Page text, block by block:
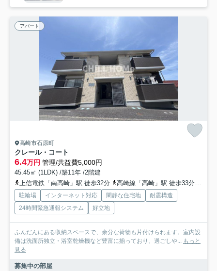
アパート
高崎市石原町
クレール・コート
6.4万円 管理/共益費5,000円
45.45㎡ (1LDK) /築11年 /2階建
上信電鉄「南高崎」駅 徒歩32分
高崎線「高崎」駅 徒歩33分
駐輪場 インターネット対応 閑静な住宅地
耐震構造
24時間緊急通報システム
好立地
ふんだんにある収納スペースで、余分な荷物も片付けられます。室内設
備は洗面所独立・浴室乾燥機など豊富に揃っており、過ごしや... もっと
見る
募集中の部屋